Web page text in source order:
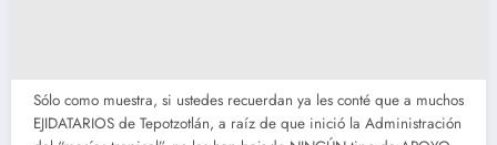
Sólo como muestra, si ustedes recuerdan ya les conté que a muchos
EJIDATARIOS de Tepotzotlán, a raíz de que inició la Administración